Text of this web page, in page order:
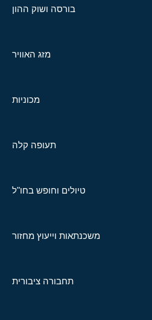
בורסה ושוק ההון
מזג האוויר
מכוניות
תעופה קלה
טיולים וחופש בחו"ל
משכנתאות וייעוץ מחזור
תחבורה ציבורית